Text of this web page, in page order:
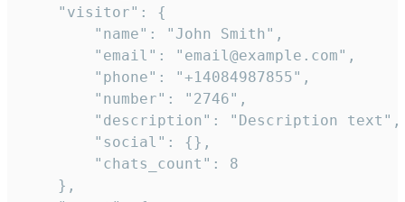
    "visitor": {
        "name": "John Smith",
        "email": "email@example.com",
        "phone": "+14084987855",
        "number": "2746",
        "description": "Description text",
        "social": {},
        "chats_count": 8
    },